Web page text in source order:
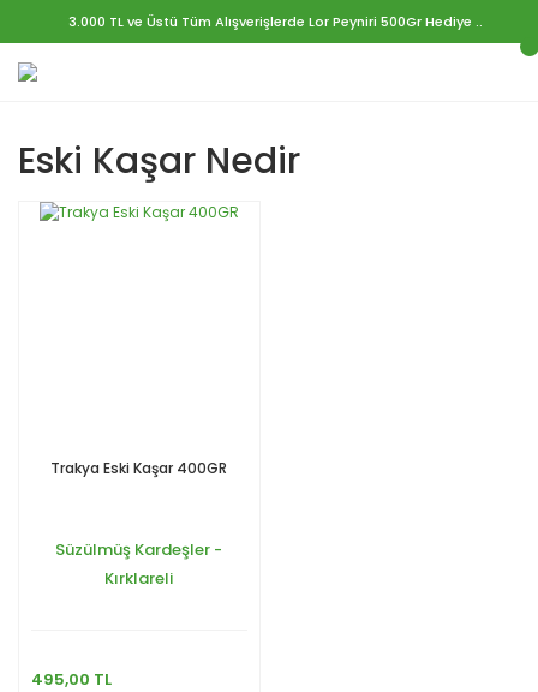
3.000 TL ve Üstü Tüm Alışverişlerde Lor Peyniri 500Gr Hediye ..
Eski Kaşar Nedir
Trakya Eski Kaşar 400GR
Süzülmüş Kardeşler -
Kırklareli
495,00 TL